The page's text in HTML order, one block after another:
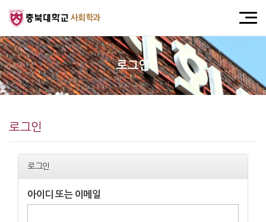
사회학과
로그인
로그인
로그인
아이디 또는 이메일